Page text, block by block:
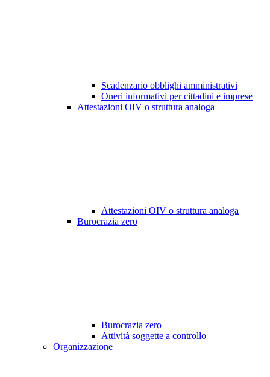
Scadenzario obblighi amministrativi
Oneri informativi per cittadini e imprese
Attestazioni OIV o struttura analoga
Attestazioni OIV o struttura analoga
Burocrazia zero
Burocrazia zero
Attività soggette a controllo
Organizzazione